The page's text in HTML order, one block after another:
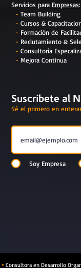
Servicios para Empresas:
- Team Building
- Cursos &
- Formación de
- Reclutamiento &
- Consultoría
- Mejora Continua
Suscríbete al
Sé el primero en
Soy Empresa
 Consultora en Desarrollo